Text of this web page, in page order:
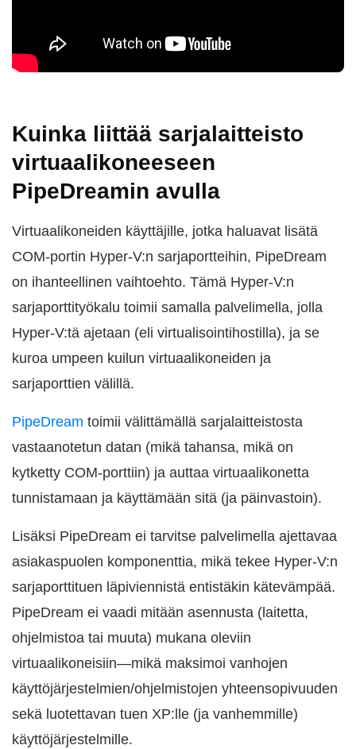
Kuinka liittää sarjalaitteisto
virtuaalikoneeseen
PipeDreamin avulla
Virtuaalikoneiden käyttäjille, jotka haluavat lisätä
COM-portin Hyper-V:n sarjaportteihin, PipeDream
on ihanteellinen vaihtoehto. Tämä Hyper-V:n
sarjaporttityökalu toimii samalla palvelimella, jolla
Hyper-V:tä ajetaan (eli virtualisointihostilla), ja se
kuroa umpeen kuilun virtuaalikoneiden ja
sarjaporttien välillä.
PipeDream toimii välittämällä sarjalaitteistosta
vastaanotetun datan (mikä tahansa, mikä on
kytketty COM-porttiin) ja auttaa virtuaalikonetta
tunnistamaan ja käyttämään sitä (ja päinvastoin).
Lisäksi PipeDream ei tarvitse palvelimella ajettavaa
asiakaspuolen komponenttia, mikä tekee Hyper-V:n
sarjaporttituen läpiviennistä entistäkin kätevämpää.
PipeDream ei vaadi mitään asennusta (laitetta,
ohjelmistoa tai muuta) mukana oleviin
virtuaalikoneisiin—mikä maksimoi vanhojen
käyttöjärjestelmien/ohjelmistojen yhteensopivuuden
sekä luotettavan tuen XP:lle (ja vanhemmille)
käyttöjärjestelmille.